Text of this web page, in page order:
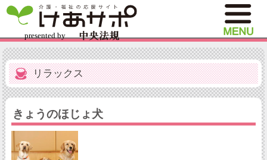
リラックス
きょうのほじょ犬